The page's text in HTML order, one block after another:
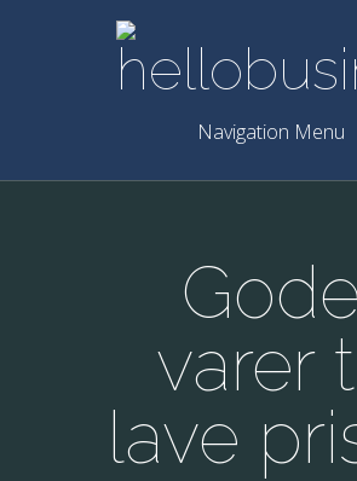
Navigation Menu
Gode
varer
lave